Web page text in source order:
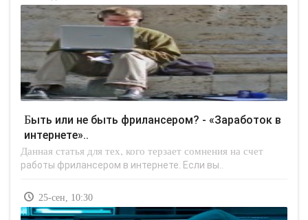
Быть или не быть фрилансером? - «Заработок в
интернете»..
Данная статья для тех, кого терзает сомнения на счет
работы фрилансером в интернете. Если вы..
25-сен, 10:30